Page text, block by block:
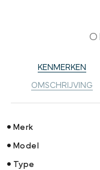
KENMERKEN
OMSCHRIJVING
Merk
Model
Type